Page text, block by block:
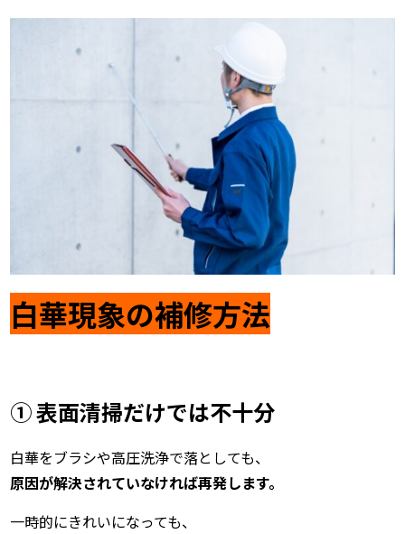
白華現象の補修方法
① 表面清掃だけでは不十分
白華をブラシや高圧洗浄で落としても、
原因が解決されていなければ再発します。
一時的にきれいになっても、